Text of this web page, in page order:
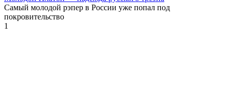
Самый молодой рэпер в России уже попал под
покровительство
1